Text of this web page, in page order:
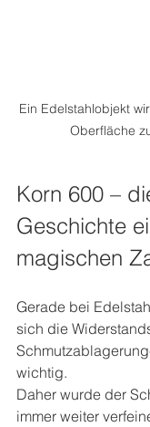
Ein Edelstahlobjekt
Oberfläche
Korn 600 –
Geschichte
magischen
Gerade bei
sich die
wichtig.
Daher wurde der
immer weiter